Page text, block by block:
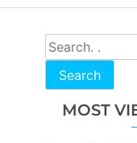
Search
MOST